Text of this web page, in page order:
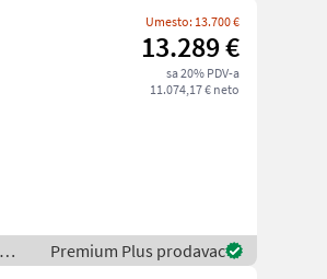
Umesto: 13.700 €
13.289 €
sa 20% PDV-a
11.074,17 € neto
Premium Plus prodavac